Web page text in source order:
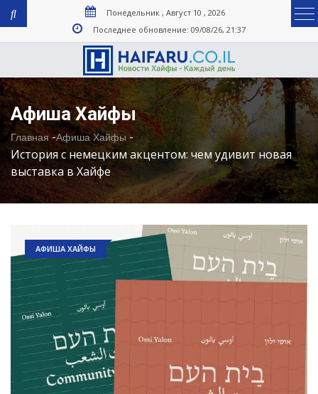
Понедельник , Август 10 , 2026
Последнее обновление: 09/08/26, 21:37
Афиша Хайфы
Главная-Афиша Хайфы-
История с немецким акцентом: чем удивит новая
выставка в Хайфе
АФИША ХАЙФЫ